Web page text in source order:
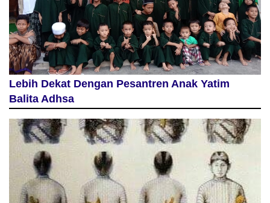
Lebih Dekat Dengan Pesantren Anak Yatim
Balita Adhsa